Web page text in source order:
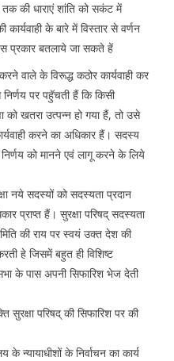
की धाराएं शांति को सकंट में
के बारे में विस्तार से वर्णन
प्रकार बतलाये जा सकते हें
वाले के विरूद्ध कठोर कार्यवाही कर
पर पहुॅचती हैं कि किसी
को खतरा उत्पन्न हो गया हैं, तो उसे
करने का अधिकार हैं। सदस्य
निर्णय को मानने एवं लागू करने के लिये
नये सदस्यों को सदस्यता प्रदान
प्राप्त हैं। सुरक्षा परिषद् सदस्यता
की राय पर स्वयं उक्त देश की
हे जिसमें बहुत ही विशिष्ट
के पास अपनी सिफारिश भेज देती
सुरक्षा परिषद् की सिफारिश पर की
के न्यायाधीशों के निर्वाचन का कार्य